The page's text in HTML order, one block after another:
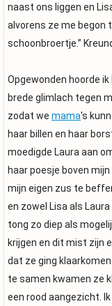
naast ons liggen en
alvorens ze me begon
schoonbroertje.”
Opgewonden hoorde
brede glimlach tegen
zodat we mama's
haar billen en haar
moedigde Laura aan
haar poesje boven
mijn eigen zus te
en zowel Lisa als
tong zo diep als
krijgen en dit mist zijn
dat ze ging
te samen kwamen ze
een rood aangezicht.